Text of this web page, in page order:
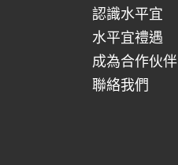
認識水平宜
水平宜禮遇
成為合作伙伴
聯絡我們